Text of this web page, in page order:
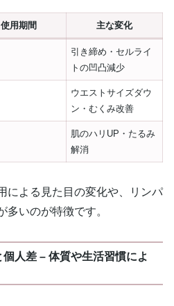
使用期間 主な変化
引き締め・セルライ
トの凹凸減少
ウエストサイズダウ
ン・むくみ改善
肌のハリUP・たるみ
解消
による見た目の変化や、リンパ
多いのが特徴です。
人差 – 体質や生活習慣によ